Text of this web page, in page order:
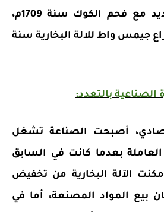
التعدين بصهر الحديد مع فحم الكوك سنة 1709م،
جيمس واط للالة البخارية سنة
أصبحت الصناعة تشغل
بعدما كانت في السابق
الآلة البخارية من تخفيض
بيع المواد المصنعة، أما في